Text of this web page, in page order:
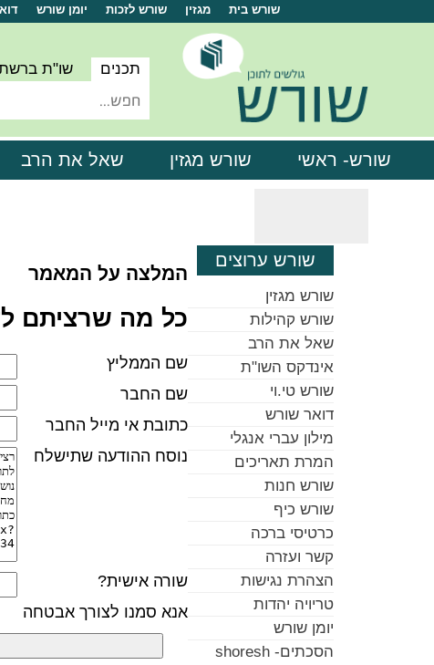
שורש בית מגזין שורש לזכות יומן שורש
תכנים שו"ת
שורש- ראשי שורש מגזין שאל את הרב
שורש ערוצים
שורש מגזין
שורש קהילות
שאל את הרב
אינדקס השו"ת
שורש טי.וי
דואר שורש
מילון עברי אנגלי
המרת תאריכים
שורש חנות
שורש כיף
כרטיסי ברכה
קשר ועזרה
הצהרת נגישות
טריויה יהדות
יומן שורש
הסכתים- shoresh
המלצה על המאמר
כל מה שרציתם
שם הממליץ
שם החבר
כתובת אי מייל החבר
נוסח ההודעה שתישלח
שורה אישית?
אנא סמנו לצורך אבטחה